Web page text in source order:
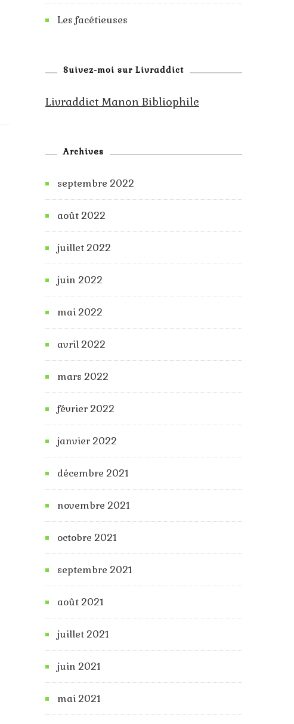
Les facétieuses
Suivez-moi sur Livraddict
Livraddict Manon Bibliophile
Archives
septembre 2022
août 2022
juillet 2022
juin 2022
mai 2022
avril 2022
mars 2022
février 2022
janvier 2022
décembre 2021
novembre 2021
octobre 2021
septembre 2021
août 2021
juillet 2021
juin 2021
mai 2021